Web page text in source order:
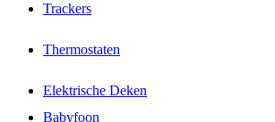
Trackers
Thermostaten
Elektrische Deken
Babyfoon